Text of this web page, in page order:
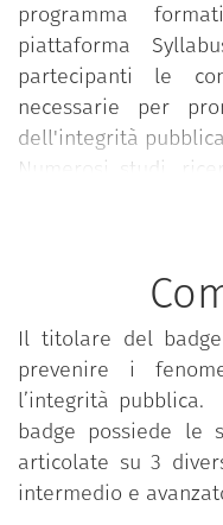
programma
piattaforma
partecipanti le
necessarie per
dell'integrità
Numerosi studi,
Mondiale,
International
collettivo elevato
sfiducia nelle
della
perdita di
investimenti.
pilastri
ed è anche un
Governo Aperto.
Il titolare del
prevenire i
l’integrità
badge possiede le
articolate su 3
intermedio e